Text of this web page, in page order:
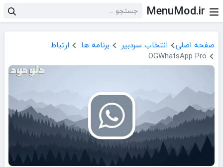
MenuMod.ir
صفحه اصلی انتخاب سردبیر برنامه ها
ارتباط
OGWhatsApp Pro